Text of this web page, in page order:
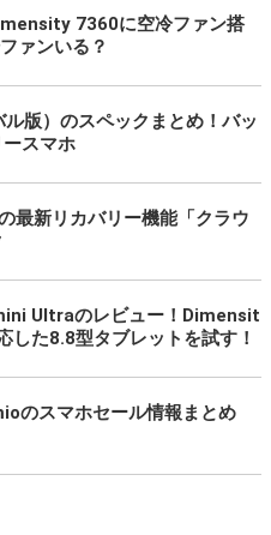
7360に空冷ファン搭
ァンいる？
版）のスペックまとめ！バッ
スマホ
最新リカバリー機能「クラウ
Ultraのレビュー！Dimensit
した8.8型タブレットを試す！
のスマホセール情報まとめ